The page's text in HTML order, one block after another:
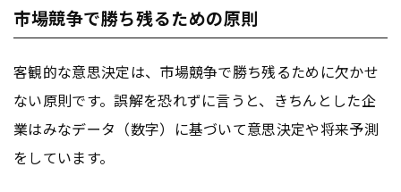
市場競争で勝ち残るための原則
客観的な意思決定は、市場競争で勝ち残るために欠かせ
ない原則です。誤解を恐れずに言うと、きちんとした企
業はみなデータ（数字）に基づいて意思決定や将来予測
をしています。